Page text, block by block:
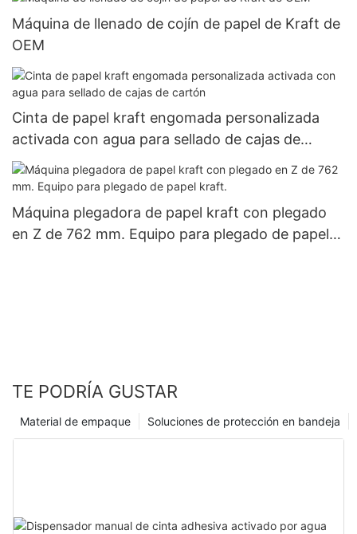
Máquina de llenado de cojín de papel de Kraft de
OEM
Cinta de papel kraft engomada personalizada
activada con agua para sellado de cajas de
cartón
Máquina plegadora de papel kraft con plegado
en Z de 762 mm. Equipo para plegado de papel
TE PODRÍA GUSTAR
Soluciones de protección en bandeja
Material de empaque